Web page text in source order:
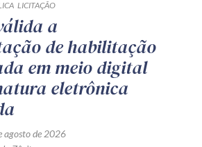
LICITAÇÃO
a
de habilitação
em meio digital
eletrônica
agosto de 2026